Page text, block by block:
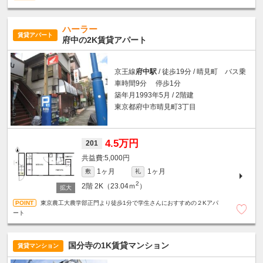
賃貸アパート
ハーラー
府中の2K賃貸アパート
京王線府中駅 / 徒歩19分 / 晴見町 バス乗
車時間9分 停歩1分
築年月1993年5月 / 2階建
東京都府中市晴見町3丁目
201 4.5万円
5,000円
敷 1ヶ月 礼
1ヶ月
2階 2K（23.04ｍ2 ）
東京農工大農学部正門より徒歩1分で学生さんにおすすめの２Kアパ
ート
賃貸マンション 国分寺の1K賃貸マンション